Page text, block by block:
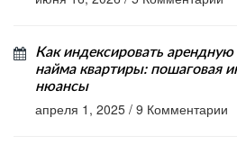
Как индексировать арендную
найма квартиры: пошаговая
нюансы
апреля 1, 2025 / 9 Комментарии